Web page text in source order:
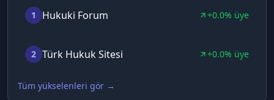
1 Hukuki Forum +0.0% üye
2 Türk Hukuk Sitesi +0.0% üye
Tüm yükselenleri gör →